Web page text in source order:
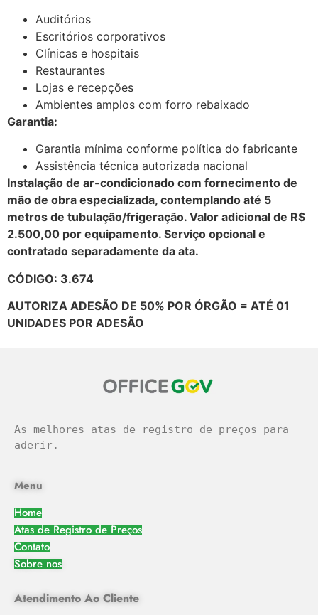
Auditórios
Escritórios corporativos
Clínicas e hospitais
Restaurantes
Lojas e recepções
Ambientes amplos com forro rebaixado
Garantia:
Garantia mínima conforme política do fabricante
Assistência técnica autorizada nacional
Instalação de ar-condicionado com fornecimento de
mão de obra especializada, contemplando até 5
metros de tubulação/frigeração. Valor adicional de R$
2.500,00 por equipamento. Serviço opcional e
contratado separadamente da ata.
CÓDIGO: 3.674
AUTORIZA ADESÃO DE 50% POR ÓRGÃO = ATÉ 01
UNIDADES POR ADESÃO
As melhores atas de registro de preços para
aderir.
Menu
Home
Atas de Registro de Preços
Contato
Sobre nos
Atendimento Ao Cliente